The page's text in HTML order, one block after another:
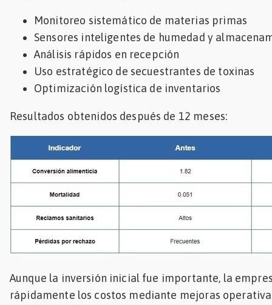
Monitoreo sistemático de materias primas
Sensores inteligentes de humedad y
Análisis rápidos en recepción
Uso estratégico de secuestrantes de toxinas
Optimización logística de inventarios
Resultados obtenidos después de 12 meses:
Aunque la inversión inicial fue importante, la
rápidamente los costos mediante mejoras